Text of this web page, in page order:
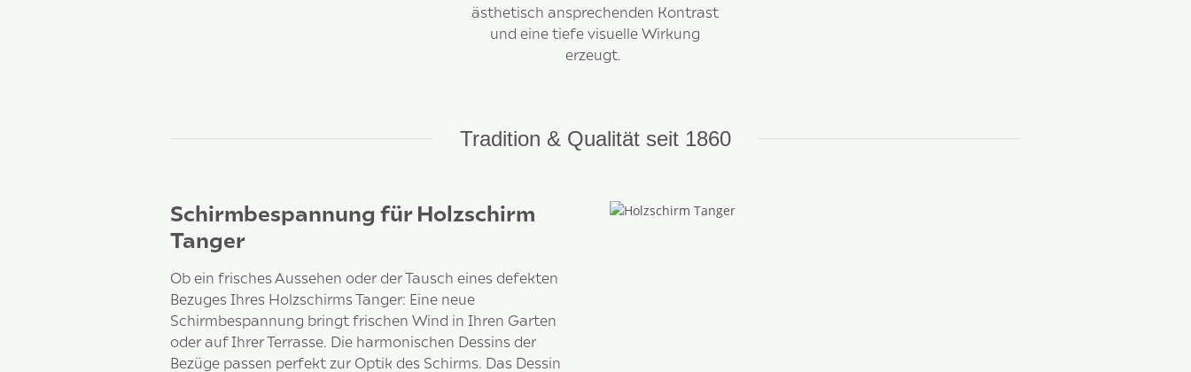
ästhetisch ansprechenden Kontrast
und eine tiefe visuelle Wirkung
erzeugt.
Tradition & Qualität seit 1860
Schirmbespannung für Holzschirm
Tanger
Ob ein frisches Aussehen oder der Tausch eines defekten
Bezuges Ihres Holzschirms Tanger: Eine neue
Schirmbespannung bringt frischen Wind in Ihren Garten
oder auf Ihrer Terrasse. Die harmonischen Dessins der
Bezüge passen perfekt zur Optik des Schirms. Das Dessin